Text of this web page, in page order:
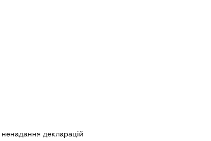
ненадання декларацiй